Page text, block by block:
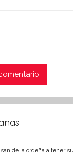
de la ordeña a tener